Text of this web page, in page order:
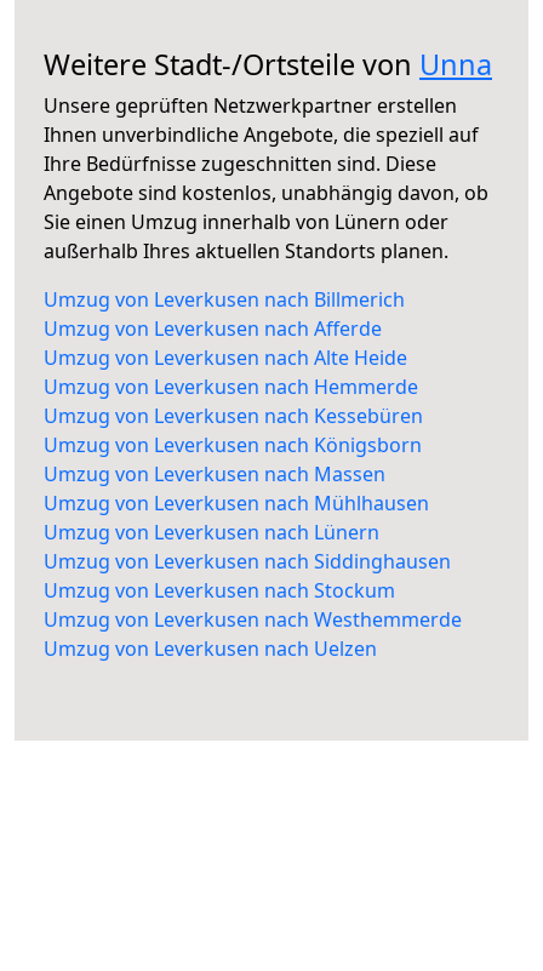
Weitere Stadt-/Ortsteile von Unna
Unsere geprüften Netzwerkpartner erstellen
Ihnen unverbindliche Angebote, die speziell auf
Ihre Bedürfnisse zugeschnitten sind. Diese
Angebote sind kostenlos, unabhängig davon, ob
Sie einen Umzug innerhalb von Lünern oder
außerhalb Ihres aktuellen Standorts planen.
Umzug von Leverkusen nach Billmerich
Umzug von Leverkusen nach Afferde
Umzug von Leverkusen nach Alte Heide
Umzug von Leverkusen nach Hemmerde
Umzug von Leverkusen nach Kessebüren
Umzug von Leverkusen nach Königsborn
Umzug von Leverkusen nach Massen
Umzug von Leverkusen nach Mühlhausen
Umzug von Leverkusen nach Lünern
Umzug von Leverkusen nach Siddinghausen
Umzug von Leverkusen nach Stockum
Umzug von Leverkusen nach Westhemmerde
Umzug von Leverkusen nach Uelzen